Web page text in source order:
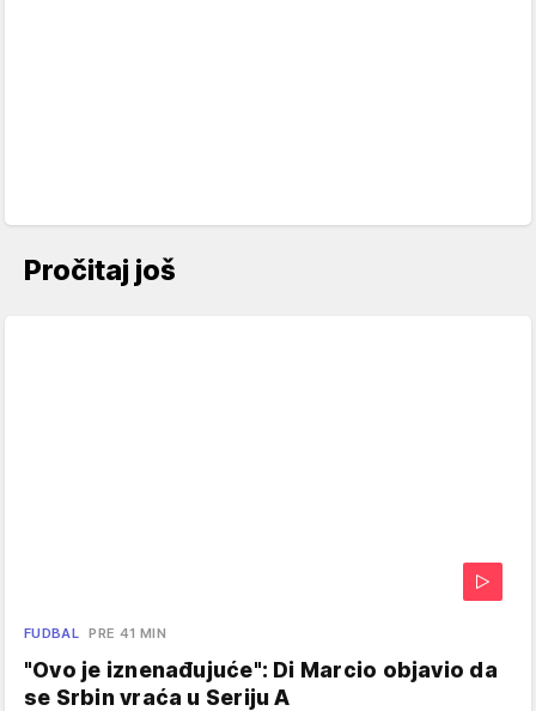
Pročitaj još
FUDBAL PRE 41 MIN
"Ovo je iznenađujuće": Di Marcio objavio da
se Srbin vraća u Seriju A